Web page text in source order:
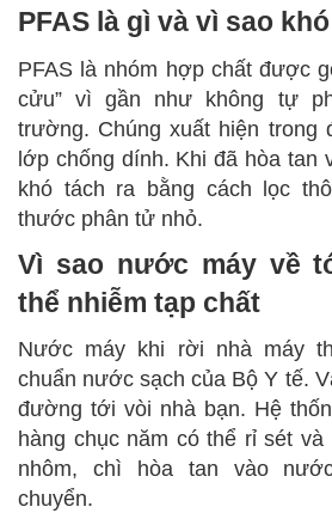
PFAS là gì và vì sao
PFAS là nhóm hợp chất được
cửu” vì gần như không tự
trường. Chúng xuất hiện trong
lớp chống dính. Khi đã hòa tan
khó tách ra bằng cách lọc
thước phân tử nhỏ.
Vì sao nước máy về
thể nhiễm tạp chất
Nước máy khi rời nhà máy
chuẩn nước sạch của Bộ Y tế.
đường tới vòi nhà bạn. Hệ
hàng chục năm có thể rỉ sét
nhôm, chì hòa tan vào
chuyển.